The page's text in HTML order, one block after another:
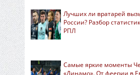
Лучших ли вратарей
России? Разбор
РПЛ
Самые яркие моменты
«Динамо». От феерии в